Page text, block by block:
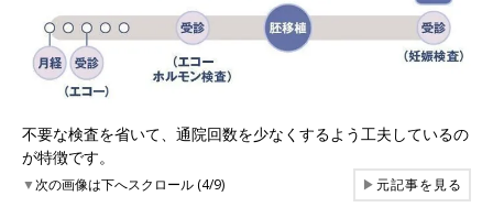
不要な検査を省いて、通院回数を少なくするよう工夫しているの
が特徴です。
▼次の画像は下へスクロール (4/9) ▶元記事を見る